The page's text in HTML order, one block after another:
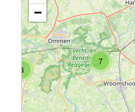
3
7
−